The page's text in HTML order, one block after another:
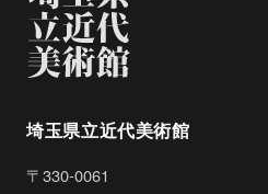
埼玉県立近代美術館
〒330-0061